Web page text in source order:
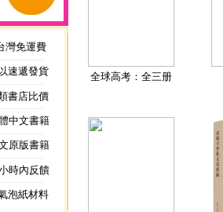
灣免運費
速遞發貨
書店比價
中文書籍
原版書籍
時內反饋
泡紙材料
全球高考：全三册